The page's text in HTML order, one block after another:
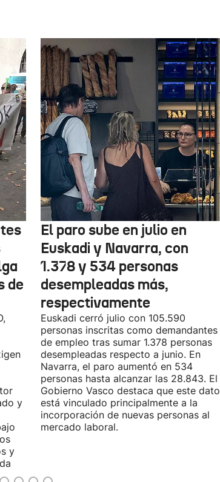
de
y
y
El paro sube en julio en
Euskadi y Navarra, con
1.378 y 534 personas
desempleadas más,
respectivamente
Euskadi cerró julio con 105.590
personas inscritas como demandantes
de empleo tras sumar 1.378 personas
desempleadas respecto a junio. En
Navarra, el paro aumentó en 534
personas hasta alcanzar las 28.843. El
Gobierno Vasco destaca que este dato
está vinculado principalmente a la
incorporación de nuevas personas al
mercado laboral.